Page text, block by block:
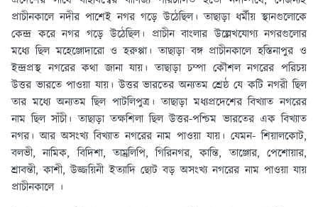
প্রাচীনকালে নদীর পাশেই নগর গড়ে উঠেছিল। তাছাড়া ধর্মীয় স্থানগুলোকে
কেন্দ্র করে নগর গড়ে উঠেছিল। প্রাচীন বাংলার উল্লেখযোগ্য নগরগুলোর
মধ্যে ছিল মহেঞ্জোদারো ও হরুপ্পা। তাছাড়া বঙ্গ প্রাচীনকালে হস্তিনাপুর ও
ইন্দ্রপ্রস্থ নগরের কথা জানা যায়। তাছাড়া চম্পা কৌশল নগরের পরিচয়
উত্তর ভারতে পাওয়া যায়। উত্তর ভারতের অন্যতম শ্রেষ্ঠ যে কটি নগরী ছিল
তার মধ্যে অন্যতম ছিল পাটলিপুত্র। তাছাড়া মধ্যপ্রদেশের বিখ্যাত নগরের
নাম ছিল সাঁচী। তাছাড়া তক্ষশিলা ছিল উত্তর-পশ্চিম ভারতের এক বিখ্যাত
নগর। আর অসংখ্য বিখ্যাত নগরের নাম পাওয়া যায়। যেমন- শিয়ালকোট,
বলভী, নামিক, বিদিশা, তাম্রলিপি, গিরিনগর, কান্তি, তাঞ্জোর, পেশোয়ার,
শ্রাবন্তী, কাশী, উজ্জয়িনী ইত্যাদি ছোট বড় অসংখ্য নগরের নাম পাওয়া যায়
প্রাচীনকালে ।